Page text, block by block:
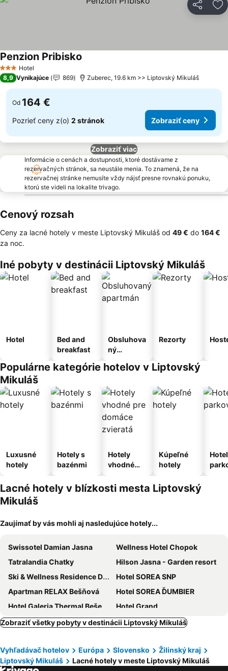
Zdieľať
3 Počet hviezdičiek
Hotel
Penzion Pribisko
8,9 Vynikajúce 869 Zuberec, 19.6 km >> Liptovský Mikuláš
Od 164 €
Pozrieť ceny z(o) 2 stránok Zobraziť ceny
Zobraziť viac
Informácie o cenách a dostupnosti, ktoré dostávame z
rezervačných stránok, sa neustále menia. To znamená, že na
rezervačnej stránke nemusíte vždy nájsť presne rovnakú ponuku,
ktorú ste videli na lokalite trivago.
Cenový rozsah
Ceny za lacné hotely v meste Liptovský Mikuláš od ‎49 € do ‎164 €
za noc.
Iné pobyty v destinácii Liptovský Mikuláš
Hotel
Bed and
breakfast
Obsluhova
ný
Rezorty
Populárne kategórie hotelov v Liptovský
Mikuláš
Luxusné
hotely
Hotely s
bazénmi
Hotely
vhodné
domáce
zvieratá
Kúpeľné
hotely
Lacné hotely v blízkosti mesta Liptovský
Mikuláš
Zaujímať by vás mohli aj nasledujúce hotely...
Swissotel Damian Jasna
Wellness Hotel Chopok
Tatralandia Chatky
Hilson Jasna - Garden resort
Ski & Wellness Residence Družba
Hotel SOREA SNP
Apartman RELAX Bešňová
Hotel SOREA ĎUMBIER
Hotel Galeria Thermal Bešeňová
Hotel Grand
Penzión a apartmány Moravica
Hotel Tri Studničky
Hotel Janosik
Villa Victoria Penzion
Spa & Wellness Hotel Fitak
Apartmán Bešeňová
Zobraziť všetky pobyty v destinácii Liptovský Mikuláš
Vyhľadávač hotelov Európa Slovensko
Žilinský kraj
Liptovský Mikuláš
Lacné hotely v meste Liptovský Mikuláš